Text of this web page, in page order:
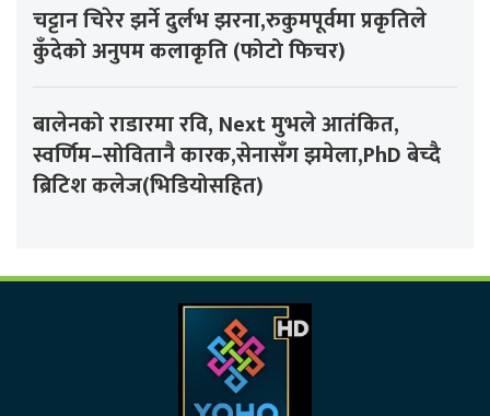
चट्टान चिरेर झर्ने दुर्लभ झरना,रुकुमपूर्वमा प्रकृतिले
कुँदेको अनुपम कलाकृति (फोटो फिचर)
बालेनको राडारमा रवि, Next मुभले आतंकित,
स्वर्णिम–सोवितानै कारक,सेनासँग झमेला,PhD बेच्दै
ब्रिटिश कलेज(भिडियोसहित)